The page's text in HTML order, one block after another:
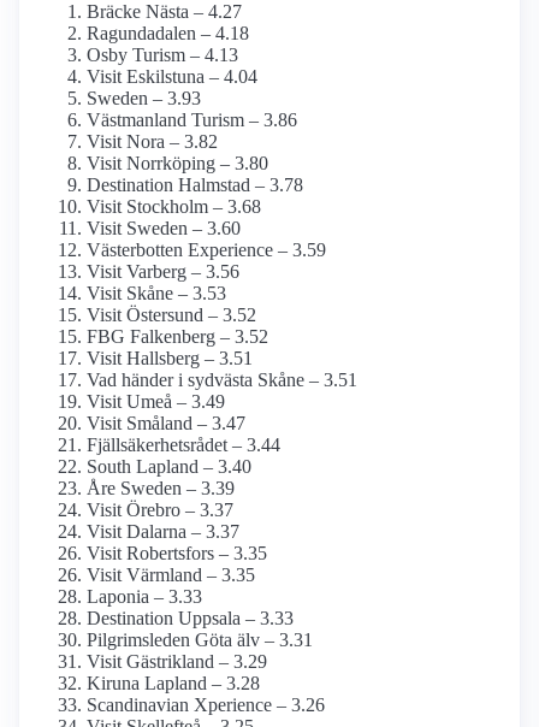
Bräcke Nästa – 4.27
Ragundadalen – 4.18
Osby Turism – 4.13
Visit Eskilstuna – 4.04
Sweden – 3.93
Västmanland Turism – 3.86
Visit Nora – 3.82
Visit Norrköping – 3.80
Destination Halmstad – 3.78
Visit Stockholm – 3.68
Visit Sweden – 3.60
Västerbotten Experience – 3.59
Visit Varberg – 3.56
Visit Skåne – 3.53
Visit Östersund – 3.52
FBG Falkenberg – 3.52
Visit Hallsberg – 3.51
Vad händer i sydvästa Skåne – 3.51
Visit Umeå – 3.49
Visit Småland – 3.47
Fjällsäkerhetsrådet – 3.44
South Lapland – 3.40
Åre Sweden – 3.39
Visit Örebro – 3.37
Visit Dalarna – 3.37
Visit Robertsfors – 3.35
Visit Värmland – 3.35
Laponia – 3.33
Destination Uppsala – 3.33
Pilgrimsleden Göta älv – 3.31
Visit Gästrikland – 3.29
Kiruna Lapland – 3.28
Scandinavian Xperience – 3.26